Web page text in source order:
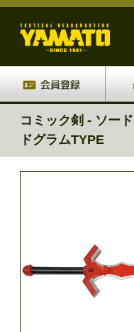
コミック剣 - ソー
ドグラムTYPE